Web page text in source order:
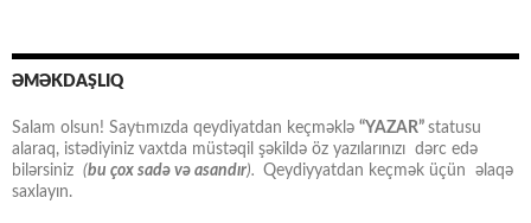
ƏMƏKDAŞLIQ
Salam olsun! Saytımızda qeydiyatdan keçməklə “YAZAR” statusu
alaraq, istədiyiniz vaxtda müstəqil şəkildə öz yazılarınızı dərc edə
bilərsiniz (bu çox sadə və asandır). Qeydiyyatdan keçmək üçün əlaqə
saxlayın.